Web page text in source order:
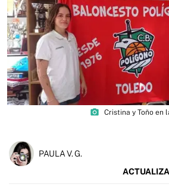
photo_camera Cristina y Toño en
PAULA V. G.